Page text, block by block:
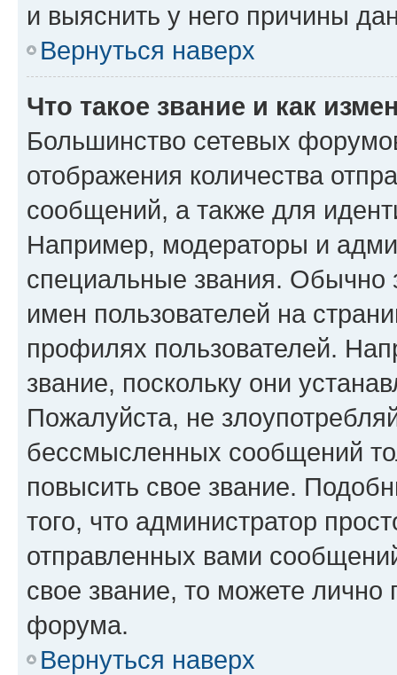
и выяснить у него причины
Вернуться наверх
Что такое звание и как
Большинство сетевых
отображения количества
сообщений, а также для
Например, модераторы и
специальные звания. Обычно
имен пользователей на
профилях пользователей.
звание, поскольку они
Пожалуйста, не
бессмысленных сообщений
повысить свое звание.
того, что администратор
отправленных вами
свое звание, то можете лично
форума.
Вернуться наверх